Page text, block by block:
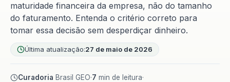
maturidade financeira da empresa, não do tamanho
do faturamento. Entenda o critério correto para
tomar essa decisão sem desperdiçar dinheiro.
Última atualização:27 de maio de 2026
Curadoria Brasil GEO·7 min de leitura·